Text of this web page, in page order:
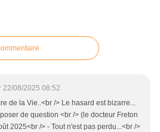
22/08/2025 08:52
de la Vie..<br /> Le hasard est bizarre...
de question <br /> (le docteur Freton
2025<br /> - Tout n'est pas perdu...<br />